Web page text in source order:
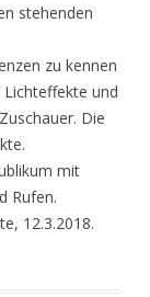
stehenden
zu kennen
und
Die
mit
Rufen.
12.3.2018.